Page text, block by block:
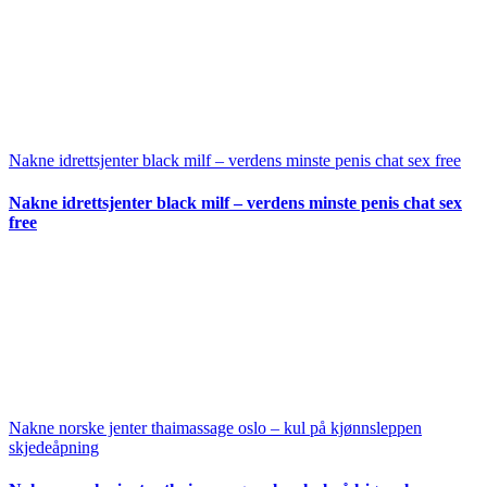
Nakne idrettsjenter black milf – verdens minste penis chat sex free
Nakne idrettsjenter black milf – verdens minste penis chat sex
free
Nakne norske jenter thaimassage oslo – kul på kjønnsleppen
skjedeåpning